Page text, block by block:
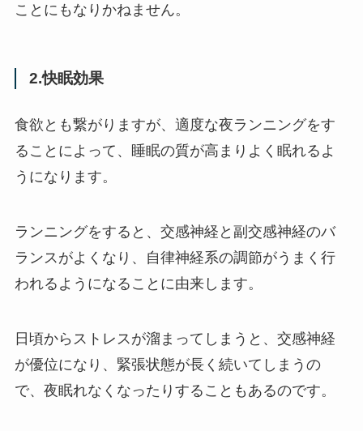
ことにもなりかねません。
2.快眠効果
食欲とも繋がりますが、適度な夜ランニングをす
ることによって、睡眠の質が高まりよく眠れるよ
うになります。
ランニングをすると、交感神経と副交感神経のバ
ランスがよくなり、自律神経系の調節がうまく行
われるようになることに由来します。
日頃からストレスが溜まってしまうと、交感神経
が優位になり、緊張状態が長く続いてしまうの
で、夜眠れなくなったりすることもあるのです。